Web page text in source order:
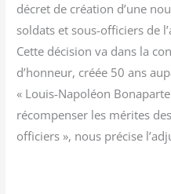
décret de créa­tion d’une
sol­dats et sous-offi­ciers de
Cette déci­sion va dans la
d’honneur, créée 50 ans
« Louis-Napo­léon
récom­pen­ser les mérites
offi­ciers », nous pré­cise